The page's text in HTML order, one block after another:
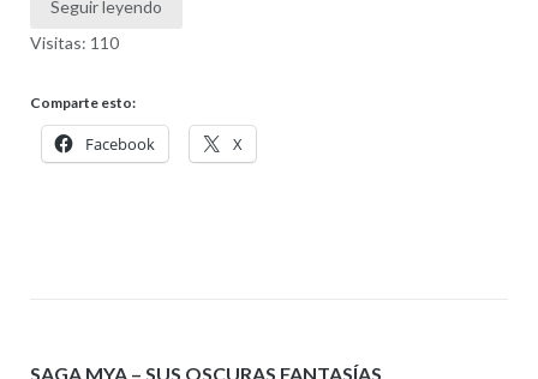
Seguir leyendo
Visitas: 110
Comparte esto:
Facebook X
SAGA MYA – SUS OSCURAS FANTASÍAS